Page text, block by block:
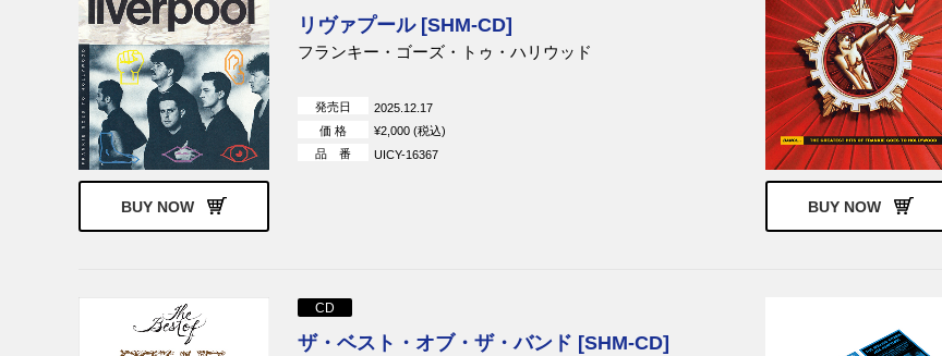
BUY NOW
リヴァプール [SHM-CD]
フランキー・ゴーズ・トゥ・ハリウッド
発売日
2025.12.17
価 格
¥2,000 (税込)
品 番
UICY-16367
BUY NOW
CD
ザ・ベスト・オブ・ザ・バンド [SHM-CD]